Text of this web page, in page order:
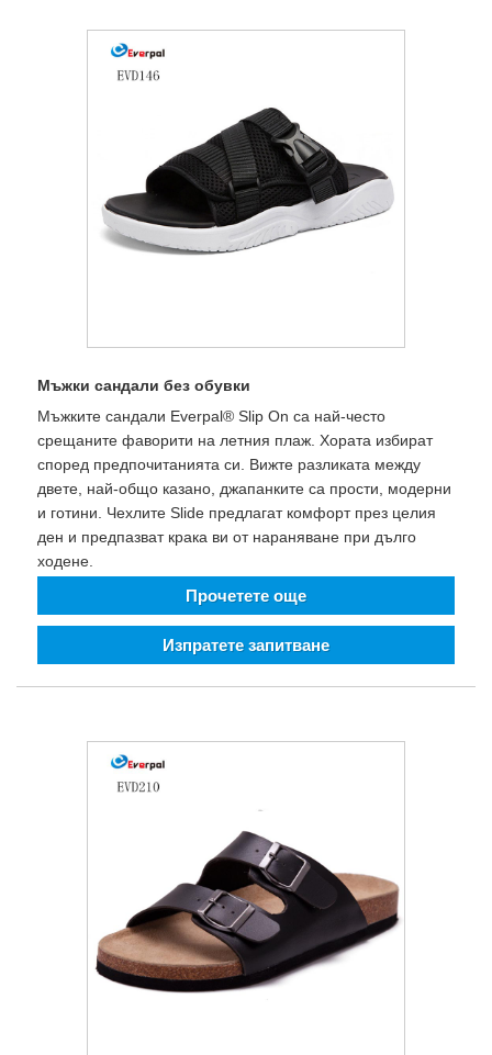
Мъжки сандали без обувки
Мъжките сандали Everpal® Slip On са най-често
срещаните фаворити на летния плаж. Хората избират
според предпочитанията си. Вижте разликата между
двете, най-общо казано, джапанките са прости, модерни
и готини. Чехлите Slide предлагат комфорт през целия
ден и предпазват крака ви от нараняване при дълго
ходене.
Прочетете още
Изпратете запитване